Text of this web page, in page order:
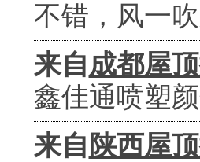
不错，风一
来自成都屋
鑫佳通喷塑
来自 陕西屋